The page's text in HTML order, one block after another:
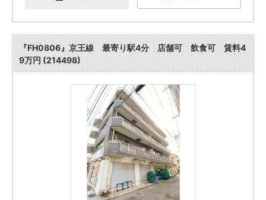
『FH0806』京王線 最寄り駅4分 店舗可 飲食可 賃料4
9万円 (214498)